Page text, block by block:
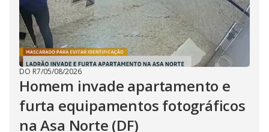
DO R7/05/08/2026
Homem invade apartamento e
furta equipamentos fotográficos
na Asa Norte (DF)